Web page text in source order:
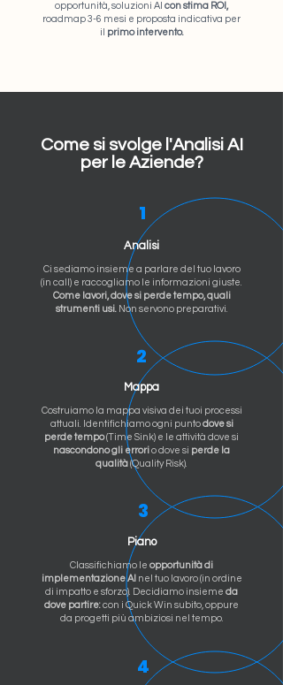
opportunità, soluzioni AI con stima ROI,
roadmap 3-6 mesi e proposta indicativa per
il
primo intervento.
Come si svolge l'Analisi AI
per le Aziende?
1
Analisi
Ci sediamo insieme a parlare del tuo lavoro
(in call) e raccogliamo le informazioni giuste.
Come lavori, dove si perde tempo, quali
strumenti usi. Non servono preparativi.
2
Mappa
Costruiamo la mappa visiva dei tuoi processi
attuali. Identifichiamo ogni puntodove si
perde tempo(Time Sink) e le attività dove si
nascondono gli errorio dove si perde la
qualità(Quality Risk).
3
Piano
Classifichiamo le opportunità di
implementazione AI nel tuo lavoro (in ordine
di impatto e sforzo). Decidiamo insieme da
dove partire:con i Quick Win subito, oppure
da progetti più ambiziosi nel tempo.
4